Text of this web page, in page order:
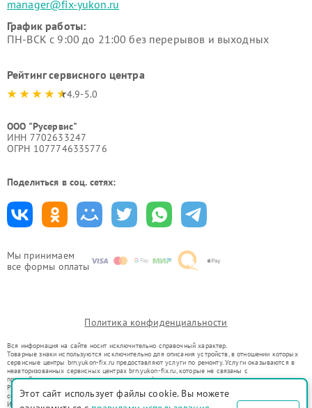
Мы принимаем
все формы оплаты
manager@fix-yukon.ru
График работы:
ПН-ВСК с 9:00 до 21:00 без перерывов и выходных
Рейтинг сервисного центра
4.9-5.0
ООО "Русервис"
ИНН 7702633247
ОГРН 1077746335776
Поделиться в соц. сетях:
Политика конфиденциальности
Вся информация на сайте носит исключительно справочный характер.
Товарные знаки используются исключительно для описания устройств, в отношении которых
сервисные центры brn.yukon-fix.ru предоставляют услуги по ремонту. Услуги оказываются в
неавторизованных сервисных центрах brn.yukon-fix.ru, которые не связаны с
правообладателями товарных знаков или их официальными представителями.
Ремонт осуществляется для устройств, уже введенных в гражданский оборот в соответствии
со статьей 1487 ГК РФ.
Использование товарных знаков не преследует цели индивидуализации услуг или введения
Этот сайт использует файлы cookie. Вы можете